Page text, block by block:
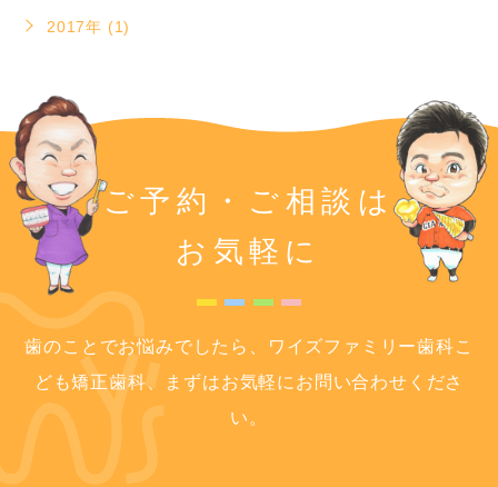
2017年 (1)
ご予約・ご相談は
お気軽に
歯のことでお悩みでしたら、ワイズファミリー歯科こ
ども矯正歯科、まずはお気軽にお問い合わせくださ
い。